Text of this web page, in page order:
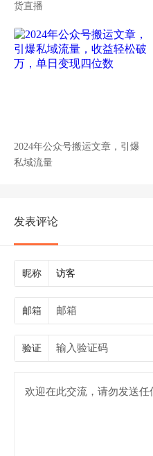
货直播
2024年公众号搬运文章，引爆
私域流量
发表评论
昵称
邮箱
验证